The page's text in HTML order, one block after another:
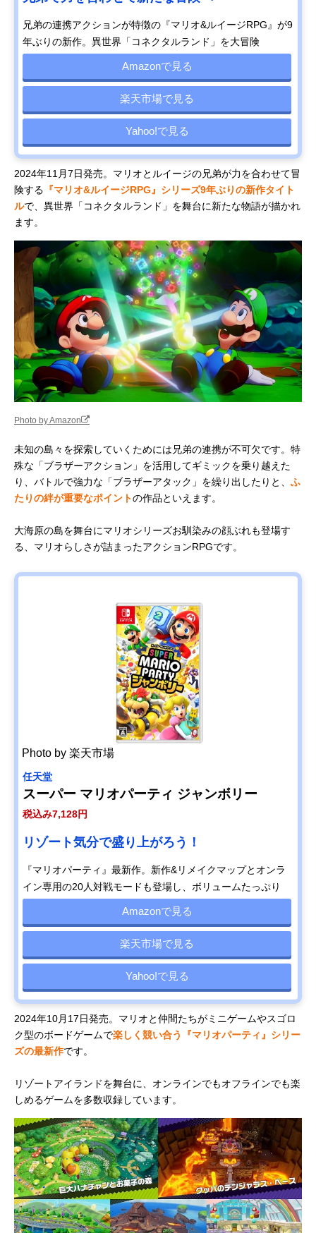
兄弟の連携アクションが特徴の『マリオ&ルイージRPG』が9
年ぶりの新作。異世界「コネクタルランド」を大冒険
Amazonで見る
楽天市場で見る
Yahoo!で見る
2024年11月7日発売。マリオとルイージの兄弟が力を合わせて冒
険する 『マリオ&ルイージRPG』シリーズ9年ぶりの新作タイト
ルで、異世界「コネクタルランド」を舞台に新たな物語が描かれ
ます。
Photo by Amazon
未知の島々を探索していくためには兄弟の連携が不可欠です。特
殊な「ブラザーアクション」を活用してギミックを乗り越えた
り、バトルで強力な「ブラザーアタック」を繰り出したりと、 ふ
たりの絆が重要なポイントの作品といえます。
大海原の島を舞台にマリオシリーズお馴染みの顔ぶれも登場す
る、マリオらしさが詰まったアクションRPGです。
Photo by 楽天市場
任天堂
スーパー マリオパーティ ジャンボリー
税込み7,128円
リゾート気分で盛り上がろう！
『マリオパーティ』最新作。新作&リメイクマップとオンラ
イン専用の20人対戦モードも登場し、ボリュームたっぷり
Amazonで見る
楽天市場で見る
Yahoo!で見る
2024年10月17日発売。マリオと仲間たちがミニゲームやスゴロ
ク型のボードゲームで楽しく競い合う『マリオパーティ』シリー
ズの最新作です。
リゾートアイランドを舞台に、オンラインでもオフラインでも楽
しめるゲームを多数収録しています。